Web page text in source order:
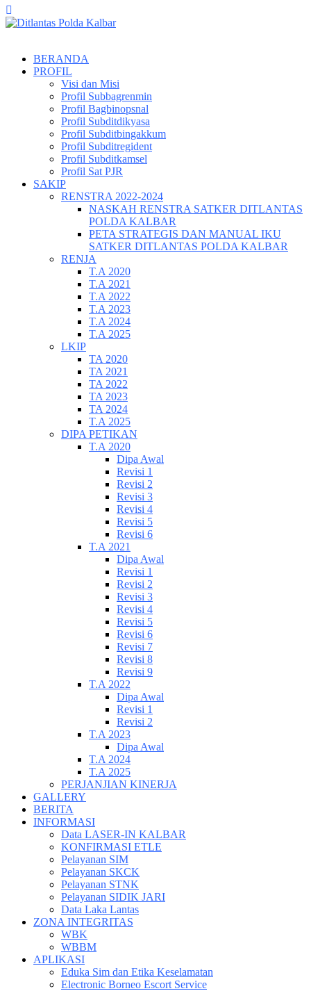
BERANDA
PROFIL
Visi dan Misi
Profil Subbagrenmin
Profil Bagbinopsnal
Profil Subditdikyasa
Profil Subditbingakkum
Profil Subditregident
Profil Subditkamsel
Profil Sat PJR
SAKIP
RENSTRA 2022-2024
NASKAH RENSTRA SATKER DITLANTAS
POLDA KALBAR
PETA STRATEGIS DAN MANUAL IKU
SATKER DITLANTAS POLDA KALBAR
RENJA
T.A 2020
T.A 2021
T.A 2022
T.A 2023
T.A 2024
T.A 2025
LKIP
TA 2020
TA 2021
TA 2022
TA 2023
TA 2024
T.A 2025
DIPA PETIKAN
T.A 2020
Dipa Awal
Revisi 1
Revisi 2
Revisi 3
Revisi 4
Revisi 5
Revisi 6
T.A 2021
Dipa Awal
Revisi 1
Revisi 2
Revisi 3
Revisi 4
Revisi 5
Revisi 6
Revisi 7
Revisi 8
Revisi 9
T.A 2022
Dipa Awal
Revisi 1
Revisi 2
T.A 2023
Dipa Awal
T.A 2024
T.A 2025
PERJANJIAN KINERJA
GALLERY
BERITA
INFORMASI
Data LASER-IN KALBAR
KONFIRMASI ETLE
Pelayanan SIM
Pelayanan SKCK
Pelayanan STNK
Pelayanan SIDIK JARI
Data Laka Lantas
ZONA INTEGRITAS
WBK
WBBM
APLIKASI
Eduka Sim dan Etika Keselamatan
Electronic Borneo Escort Service